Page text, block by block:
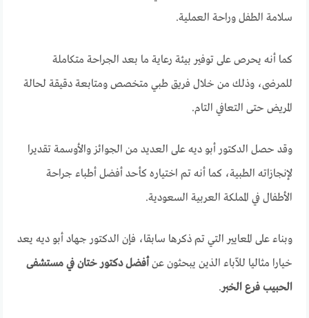
سلامة الطفل وراحة العملية.
كما أنه يحرص على توفير بيئة رعاية ما بعد الجراحة متكاملة
للمرضى، وذلك من خلال فريق طبي متخصص ومتابعة دقيقة لحالة
المريض حتى التعافي التام.
وقد حصل الدكتور أبو ديه على العديد من الجوائز والأوسمة تقديرا
لإنجازاته الطبية، كما أنه تم اختياره كأحد أفضل أطباء جراحة
الأطفال في المملكة العربية السعودية.
وبناء على المعايير التي تم ذكرها سابقا، فإن الدكتور جهاد أبو ديه يعد
خيارا مثاليا للآباء الذين يبحثون عنأفضل دكتور ختان في مستشفى
الحبيب فرع الخبر.